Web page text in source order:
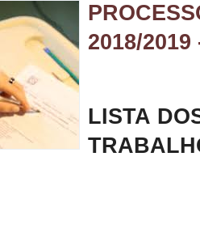
2018/2019
LISTA